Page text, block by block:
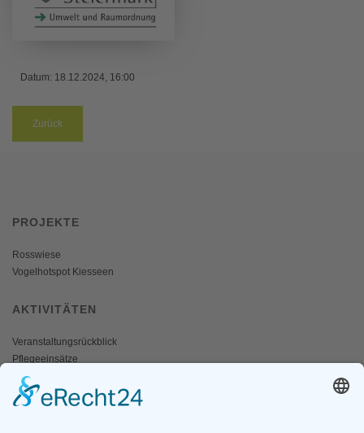
Datum: 18.12.2024, 16:00
Zurück
PROJEKTE
Rosswiese
Vogelhotspot Kiesseen
AKTIVITÄTEN
Veranstaltungsrückblick
Pflegeeinsätze
AKTIV WERDEN